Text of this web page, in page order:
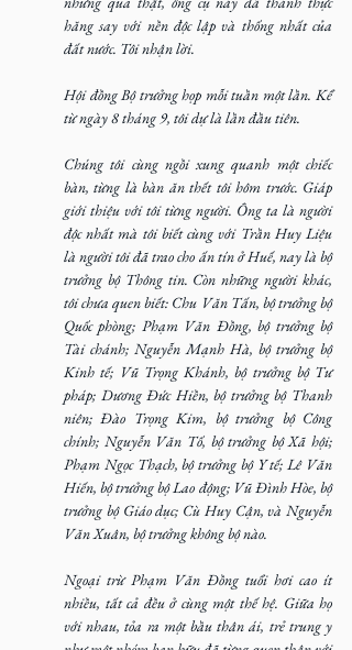
hăng say với nền độc lập và thống nhất của
đất nước. Tôi nhận lời.
Hội đồng Bộ trưởng họp mỗi tuần một lần. Kể
từ ngày 8 tháng 9, tôi dự là lần đầu tiên.
Chúng tôi cùng ngồi xung quanh một chiếc
bàn, từng là bàn ăn thết tôi hôm trước. Giáp
giới thiệu với tôi từng người. Ông ta là người
độc nhất mà tôi biết cùng với Trần Huy Liệu
là người tôi đã trao cho ấn tín ở Huế, nay là bộ
trưởng bộ Thông tin. Còn những người khác,
tôi chưa quen biết: Chu Văn Tấn, bộ trưởng bộ
Quốc phòng; Phạm Văn Đồng, bộ trưởng bộ
Tài chánh; Nguyễn Mạnh Hà, bộ trưởng bộ
Kinh tế; Vũ Trọng Khánh, bộ trưởng bộ Tư
pháp; Dương Đức Hiền, bộ trưởng bộ Thanh
niên; Đào Trọng Kim, bộ trưởng bộ Công
chính; Nguyễn Văn Tố, bộ trưởng bộ Xã hội;
Phạm Ngọc Thạch, bộ trưởng bộ Y tế; Lê Văn
Hiến, bộ trưởng bộ Lao động; Vũ Đình Hòe, bộ
trưởng bộ Giáo dục; Cù Huy Cận, và Nguyễn
Văn Xuân, bộ trưởng không bộ nào.
Ngoại trừ Phạm Văn Đồng tuổi hơi cao ít
nhiều, tất cả đều ở cùng một thế hệ. Giữa họ
với nhau, tỏa ra một bầu thân ái, trẻ trung y